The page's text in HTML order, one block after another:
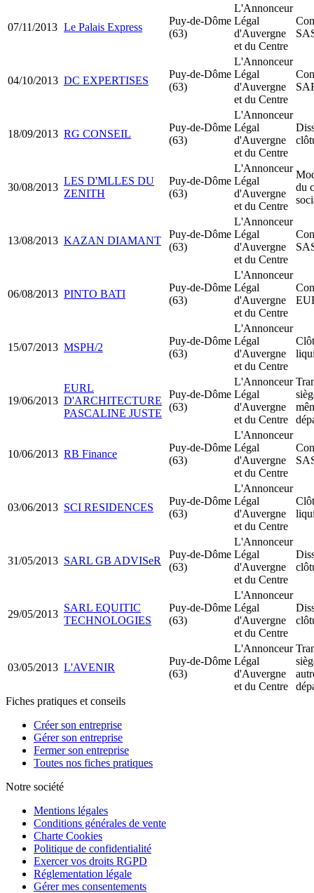
07/11/2013 Le Palais Express
Puy-de-Dôme
(63)
L'Annonceur
Légal
d'Auvergne
et du Centre
04/10/2013 DC EXPERTISES
Puy-de-Dôme
(63)
L'Annonceur
Légal
d'Auvergne
et du Centre
18/09/2013 RG CONSEIL
Puy-de-Dôme
(63)
L'Annonceur
Légal
d'Auvergne
et du Centre
30/08/2013
LES D'MLLES DU
ZENITH
Puy-de-Dôme
(63)
L'Annonceur
Légal
d'Auvergne
et du Centre
du
13/08/2013 KAZAN DIAMANT
Puy-de-Dôme
(63)
L'Annonceur
Légal
d'Auvergne
et du Centre
06/08/2013 PINTO BATI
Puy-de-Dôme
(63)
L'Annonceur
Légal
d'Auvergne
et du Centre
15/07/2013 MSPH/2
Puy-de-Dôme
(63)
L'Annonceur
Légal
d'Auvergne
et du Centre
19/06/2013
EURL
D'ARCHITECTURE
PASCALINE JUSTE
Puy-de-Dôme
(63)
L'Annonceur
Légal
d'Auvergne
et du Centre
10/06/2013 RB Finance
Puy-de-Dôme
(63)
L'Annonceur
Légal
d'Auvergne
et du Centre
03/06/2013 SCI RESIDENCES
Puy-de-Dôme
(63)
L'Annonceur
Légal
d'Auvergne
et du Centre
31/05/2013 SARL GB ADVISeR
Puy-de-Dôme
(63)
L'Annonceur
Légal
d'Auvergne
et du Centre
29/05/2013
SARL EQUITIC
TECHNOLOGIES
Puy-de-Dôme
(63)
L'Annonceur
Légal
d'Auvergne
et du Centre
03/05/2013 L'AVENIR
Puy-de-Dôme
(63)
L'Annonceur
Légal
d'Auvergne
et du Centre
Fiches pratiques et conseils
Créer son entreprise
Gérer son entreprise
Fermer son entreprise
Toutes nos fiches pratiques
Notre société
Mentions légales
Conditions générales de vente
Charte Cookies
Politique de confidentialité
Exercer vos droits RGPD
Réglementation légale
Gérer mes consentements